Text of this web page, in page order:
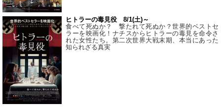
ヒトラーの毒見役 8/1(土)～
食べて死ぬか？ 撃たれて死ぬか？世界的ベストセ
ラーを映画化！ナチスからヒトラーの毒見を命令さ
れた女性たち。第二次世界大戦末期、本当にあった
知られざる真実